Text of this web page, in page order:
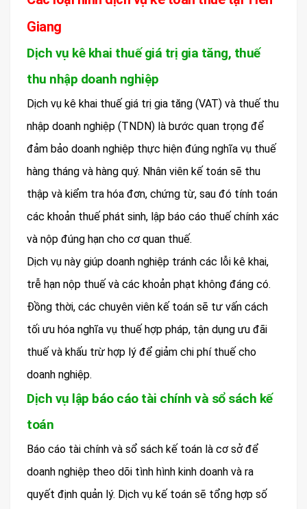
Giang
Dịch vụ kê khai thuế giá trị gia tăng, thuế
thu nhập doanh nghiệp
Dịch vụ kê khai thuế giá trị gia tăng (VAT) và thuế thu
nhập doanh nghiệp (TNDN) là bước quan trọng để
đảm bảo doanh nghiệp thực hiện đúng nghĩa vụ thuế
hàng tháng và hàng quý. Nhân viên kế toán sẽ thu
thập và kiểm tra hóa đơn, chứng từ, sau đó tính toán
các khoản thuế phát sinh, lập báo cáo thuế chính xác
và nộp đúng hạn cho cơ quan thuế.
Dịch vụ này giúp doanh nghiệp tránh các lỗi kê khai,
trễ hạn nộp thuế và các khoản phạt không đáng có.
Đồng thời, các chuyên viên kế toán sẽ tư vấn cách
tối ưu hóa nghĩa vụ thuế hợp pháp, tận dụng ưu đãi
thuế và khấu trừ hợp lý để giảm chi phí thuế cho
doanh nghiệp.
Dịch vụ lập báo cáo tài chính và sổ sách kế
toán
Báo cáo tài chính và sổ sách kế toán là cơ sở để
doanh nghiệp theo dõi tình hình kinh doanh và ra
quyết định quản lý. Dịch vụ kế toán sẽ tổng hợp số